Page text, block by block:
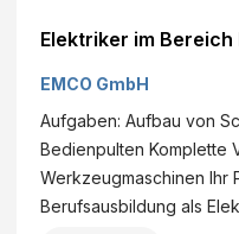
Elektriker im
EMCO GmbH
Aufgaben: Aufbau von
Bedienpulten Komplette
Werkzeugmaschinen Ihr
Berufsausbildung als